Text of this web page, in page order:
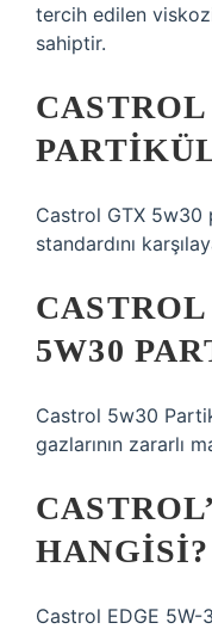
tercih edilen
sahiptir.
Castrol GTX 5w30
standardını
5W30
Castrol 5w30
gazlarının zararlı
HANGISI?
Castrol EDGE